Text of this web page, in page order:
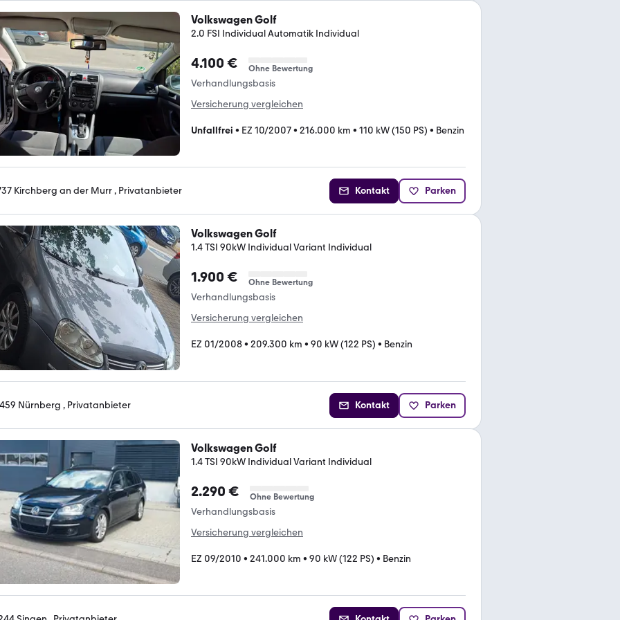
Volkswagen Golf
2.0 FSI Individual Automatik Individual
4.100 € Ohne Bewertung
Verhandlungsbasis
Versicherung vergleichen
Unfallfrei • EZ 10/2007• 216.000 km • 110 kW (150 PS) • Benzin
Kirchberg an der Murr , Privatanbieter Kontakt Parken
Volkswagen Golf
1.4 TSI 90kW Individual Variant Individual
1.900 € Ohne Bewertung
Verhandlungsbasis
Versicherung vergleichen
EZ 01/2008• 209.300 km • 90 kW (122 PS) • Benzin
Nürnberg , Privatanbieter Kontakt Parken
Volkswagen Golf
1.4 TSI 90kW Individual Variant Individual
2.290 € Ohne Bewertung
Verhandlungsbasis
Versicherung vergleichen
EZ 09/2010 • 241.000 km • 90 kW (122 PS) • Benzin